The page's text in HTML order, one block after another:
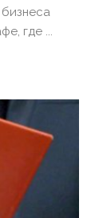
где ...